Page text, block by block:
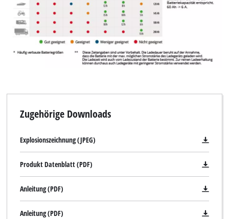
Google Maps laden zu können!
This content is not permitted to load due
the site with their CMP to add this content
to the list of technologies used.
Zugehörige Downloads
Explosionszeichnung (JPEG)
Produkt Datenblatt (PDF)
Anleitung (PDF)
Anleitung (PDF)